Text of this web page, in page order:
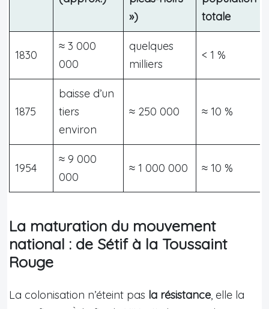
»)
totale
1830
≈ 3 000
000
quelques
milliers
< 1 %
1875
baisse d’un
tiers
environ
≈ 250 000 ≈ 10 %
1954
≈ 9 000
000
≈ 1 000 000 ≈ 10 %
La maturation du mouvement
national : de Sétif à la Toussaint
Rouge
La colonisation n’éteint pas la résistance, elle la